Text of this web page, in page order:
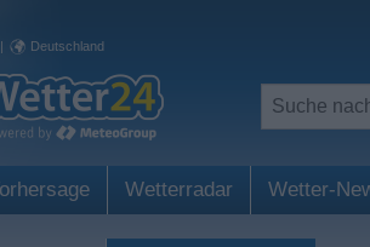
| Deutschland
Wetterradar Wetter-